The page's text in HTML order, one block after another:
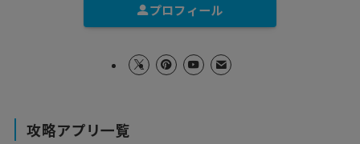
プロフィール
攻略アプリ一覧